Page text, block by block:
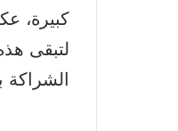
كبيرة،
لتبقى
الشراكة